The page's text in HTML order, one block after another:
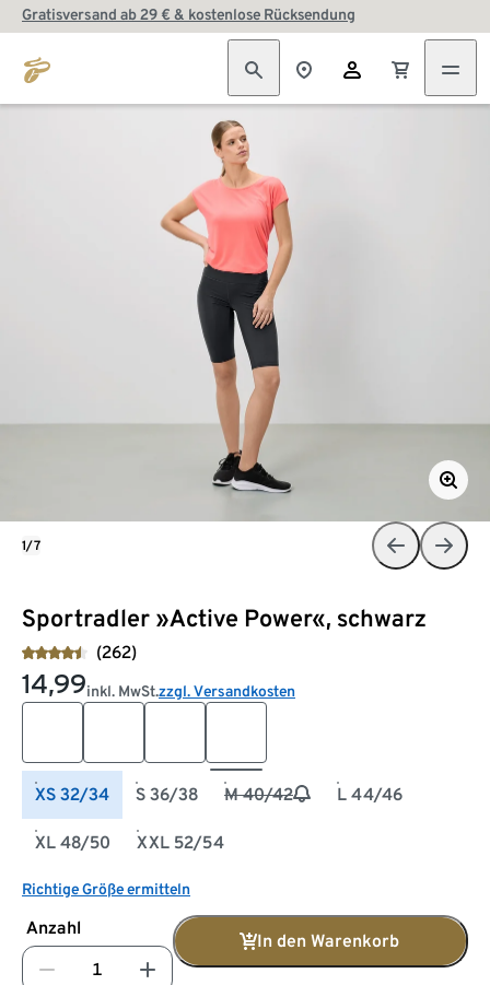
Gratisversand ab 29 € & kostenlose Rücksendung
Sportradler »Active Power«, schwarz
(262)
14,99inkl. MwSt.zzgl. Versandkosten
XS 32/34 S 36/38 M 40/42 L 44/46
XL 48/50 XXL 52/54
Richtige Größe ermitteln
Anzahl
In den Warenkorb
1/7